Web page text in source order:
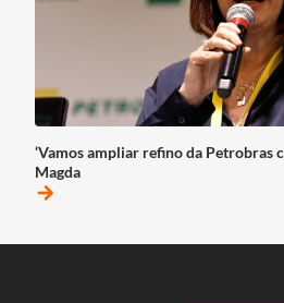
‘Vamos ampliar refino da Petrobras
Magda
arrow_forward